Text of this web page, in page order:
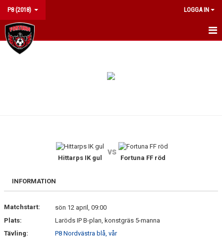
P8 (2018) LOGGA IN
HEM
DOKUMENT
Hittarps IK gul
vs
Fortuna FF röd
INFORMATION
Matchstart:
sön 12 april, 09:00
Plats:
Laröds IP B-plan, konstgräs 5-manna
Tävling:
P8 Nordvästra blå, vår